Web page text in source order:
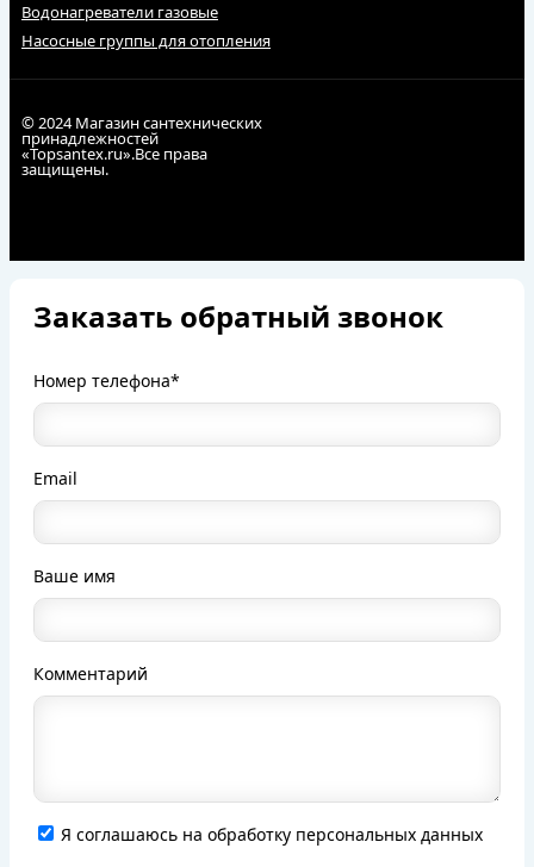
Водонагреватели газовые
Насосные группы для отопления
© 2024 Магазин сантехнических
принадлежностей
«Topsantex.ru».Все права
защищены.
Заказать обратный звонок
Номер телефона*
Email
Ваше имя
Комментарий
Я соглашаюсь на обработку персональных данных